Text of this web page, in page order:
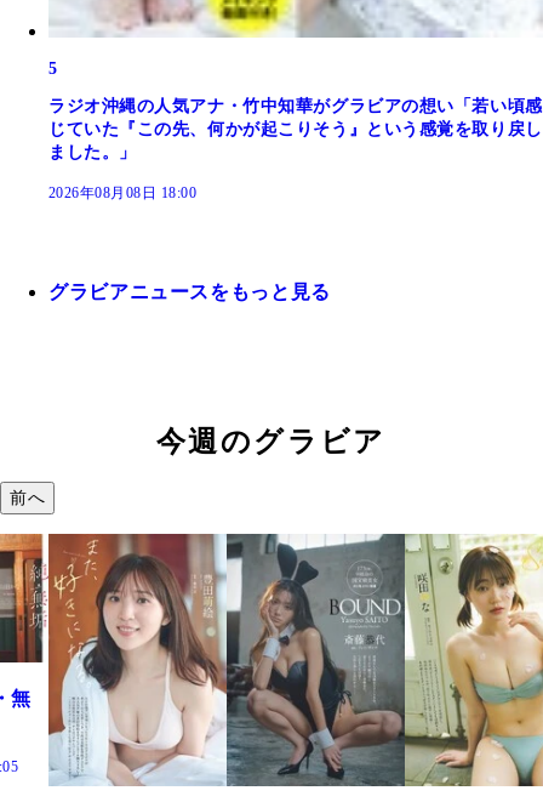
5
ラジオ沖縄の人気アナ・竹中知華がグラビアの想い「若い頃感
じていた『この先、何かが起こりそう』という感覚を取り戻し
ました。」
2026年08月08日 18:00
グラビアニュースをもっと見る
今週のグラビア
前へ